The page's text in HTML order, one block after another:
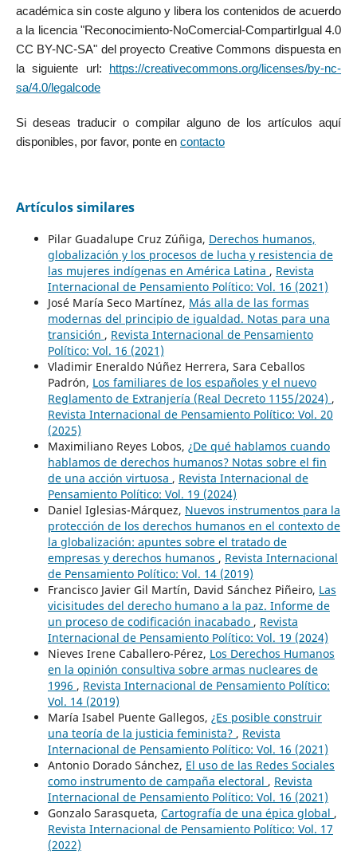
académica sin coste alguno y libera los contenidos de acuerdo
a la licencia "Reconocimiento-NoComercial-CompartirIgual 4.0
CC BY-NC-SA" del proyecto Creative Commons dispuesta en
la siguiente url:
https://creativecommons.org/licenses/by-nc-
sa/4.0/legalcode
Si deseas traducir o compilar alguno de los artículos aquí
disponibles, por favor, ponte en contacto
Artículos similares
Pilar Guadalupe Cruz Zúñiga, Derechos humanos,
globalización y los procesos de lucha y resistencia de
las mujeres indígenas en América Latina , Revista
Internacional de Pensamiento Político: Vol. 16 (2021)
José María Seco Martínez, Más alla de las formas
modernas del principio de igualdad. Notas para una
transición , Revista Internacional de Pensamiento
Político: Vol. 16 (2021)
Vladimir Eneraldo Núñez Herrera, Sara Ceballos
Padrón, Los familiares de los españoles y el nuevo
Reglamento de Extranjería (Real Decreto 1155/2024) ,
Revista Internacional de Pensamiento Político: Vol. 20
(2025)
Maximiliano Reyes Lobos, ¿De qué hablamos cuando
hablamos de derechos humanos? Notas sobre el fin
de una acción virtuosa , Revista Internacional de
Pensamiento Político: Vol. 19 (2024)
Daniel Iglesias-Márquez, Nuevos instrumentos para la
protección de los derechos humanos en el contexto de
la globalización: apuntes sobre el tratado de
empresas y derechos humanos , Revista Internacional
de Pensamiento Político: Vol. 14 (2019)
Francisco Javier Gil Martín, David Sánchez Piñeiro, Las
vicisitudes del derecho humano a la paz. Informe de
un proceso de codificación inacabado , Revista
Internacional de Pensamiento Político: Vol. 19 (2024)
Nieves Irene Caballero-Pérez, Los Derechos Humanos
en la opinión consultiva sobre armas nucleares de
1996 , Revista Internacional de Pensamiento Político:
Vol. 14 (2019)
María Isabel Puente Gallegos, ¿Es posible construir
una teoría de la justicia feminista? , Revista
Internacional de Pensamiento Político: Vol. 16 (2021)
Antonio Dorado Sánchez, El uso de las Redes Sociales
como instrumento de campaña electoral , Revista
Internacional de Pensamiento Político: Vol. 16 (2021)
Gonzalo Sarasqueta, Cartografía de una épica global ,
Revista Internacional de Pensamiento Político: Vol. 17
(2022)